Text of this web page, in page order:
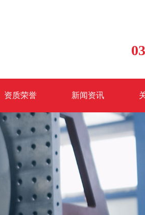
资质荣誉 新闻资讯